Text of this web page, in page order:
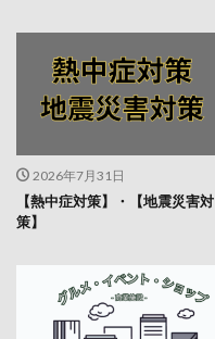
2026年7月31日
【熱中症対策】・【地震災害対
策】